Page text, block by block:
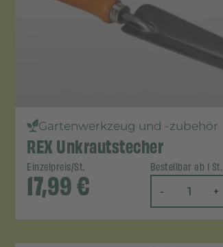
Gartenwerkzeug und -zubehör
REX Unkrautstecher
Einzelpreis/St.
17,99€
Bestellbar ab 1 St.
- +